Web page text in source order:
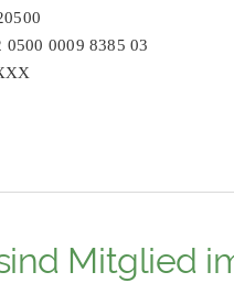
0009 8385 03
Mitglied